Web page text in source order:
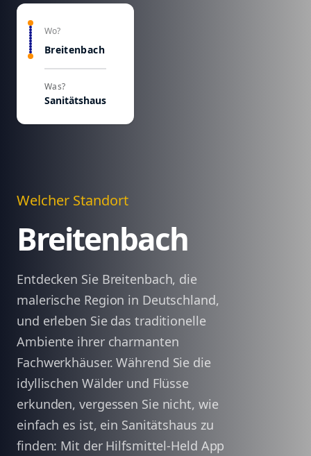
Wo?
Breitenbach
Was?
Sanitätshaus
Welcher Standort
Breitenbach
Entdecken Sie Breitenbach, die
malerische Region in Deutschland,
und erleben Sie das traditionelle
Ambiente ihrer charmanten
Fachwerkhäuser. Während Sie die
idyllischen Wälder und Flüsse
erkunden, vergessen Sie nicht, wie
einfach es ist, ein Sanitätshaus zu
finden: Mit der Hilfsmittel-Held App